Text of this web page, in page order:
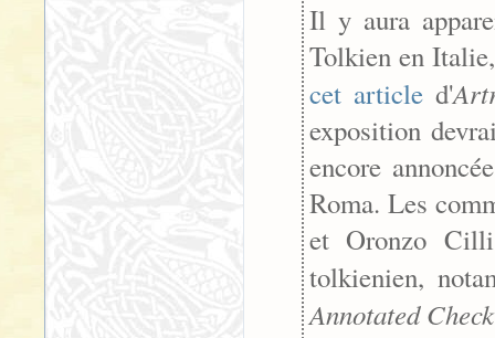
Il y aura
Tolkien en
cet articled'
exposition
encore
Roma. Les
et Oronzo
tolkienien,
Annotated